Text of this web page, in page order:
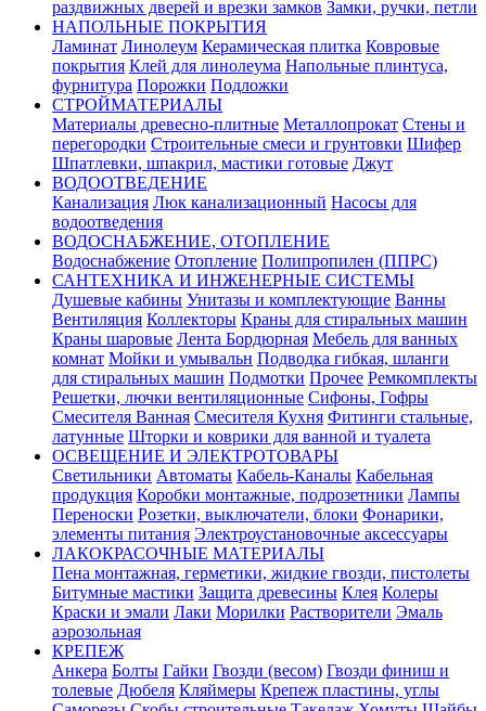
раздвижных дверей и врезки замков Замки, ручки, петли
НАПОЛЬНЫЕ ПОКРЫТИЯ
Ламинат Линолеум Керамическая плитка Ковровые
покрытия Клей для линолеума Напольные плинтуса,
фурнитура Порожки Подложки
СТРОЙМАТЕРИАЛЫ
Материалы древесно-плитные Металлопрокат Стены и
перегородки Строительные смеси и грунтовки Шифер
Шпатлевки, шпакрил, мастики готовые Джут
ВОДООТВЕДЕНИЕ
Канализация Люк канализационный Насосы для
водоотведения
ВОДОСНАБЖЕНИЕ, ОТОПЛЕНИЕ
Водоснабжение Отопление Полипропилен (ППРС)
САНТЕХНИКА И ИНЖЕНЕРНЫЕ СИСТЕМЫ
Душевые кабины Унитазы и комплектующие Ванны
Вентиляция Коллекторы Краны для стиральных машин
Краны шаровые Лента Бордюрная Мебель для ванных
комнат Мойки и умывальн Подводка гибкая, шланги
для стиральных машин Подмотки Прочее Ремкомплекты
Решетки, лючки вентиляционные Сифоны, Гофры
Смесителя Ванная Смесителя Кухня Фитинги стальные,
латунные Шторки и коврики для ванной и туалета
ОСВЕЩЕНИЕ И ЭЛЕКТРОТОВАРЫ
Светильники Автоматы Кабель-Каналы Кабельная
продукция Коробки монтажные, подрозетники Лампы
Переноски Розетки, выключатели, блоки Фонарики,
элементы питания Электроустановочные аксессуары
ЛАКОКРАСОЧНЫЕ МАТЕРИАЛЫ
Пена монтажная, герметики, жидкие гвозди, пистолеты
Битумные мастики Защита древесины Клея Колеры
Краски и эмали Лаки Морилки Растворители Эмаль
аэрозольная
КРЕПЕЖ
Анкера Болты Гайки Гвозди (весом) Гвозди финиш и
толевые Дюбеля Кляймеры Крепеж пластины, углы